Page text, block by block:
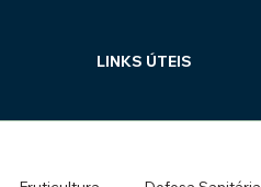
LINKS ÚTEIS